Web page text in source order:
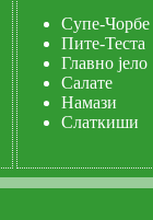
Супе-Чорбе
Пите-Теста
Главно јело
Салате
Намази
Слаткиши